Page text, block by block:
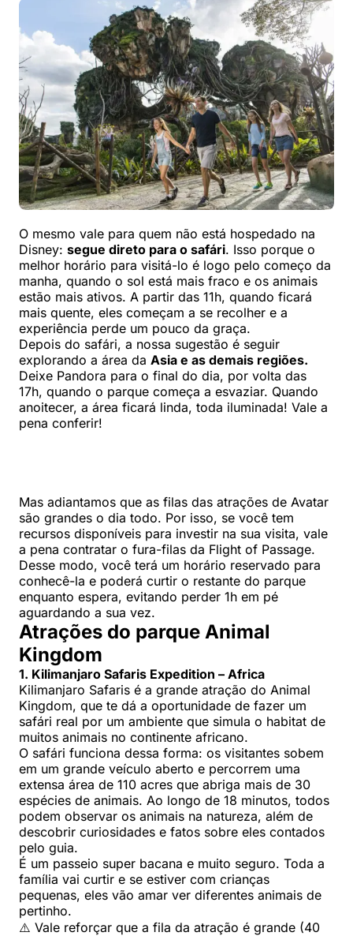
O mesmo vale para quem não está hospedado na
Disney: segue direto para o safári. Isso porque o
melhor horário para visitá-lo é logo pelo começo da
manha, quando o sol está mais fraco e os animais
estão mais ativos. A partir das 11h, quando ficará
mais quente, eles começam a se recolher e a
experiência perde um pouco da graça.
Depois do safári, a nossa sugestão é seguir
explorando a área da Asia e as demais regiões.
Deixe Pandora para o final do dia, por volta das
17h, quando o parque começa a esvaziar. Quando
anoitecer, a área ficará linda, toda iluminada! Vale a
pena conferir!
Mas adiantamos que as filas das atrações de Avatar
são grandes o dia todo. Por isso, se você tem
recursos disponíveis para investir na sua visita, vale
a pena contratar o fura-filas da Flight of Passage.
Desse modo, você terá um horário reservado para
conhecê-la e poderá curtir o restante do parque
enquanto espera, evitando perder 1h em pé
aguardando a sua vez.
Atrações do parque Animal
Kingdom
1. Kilimanjaro Safaris Expedition – Africa
Kilimanjaro Safaris é a grande atração do Animal
Kingdom, que te dá a oportunidade de fazer um
safári real por um ambiente que simula o habitat de
muitos animais no continente africano.
O safári funciona dessa forma: os visitantes sobem
em um grande veículo aberto e percorrem uma
extensa área de 110 acres que abriga mais de 30
espécies de animais. Ao longo de 18 minutos, todos
podem observar os animais na natureza, além de
descobrir curiosidades e fatos sobre eles contados
pelo guia.
É um passeio super bacana e muito seguro. Toda a
família vai curtir e se estiver com crianças
pequenas, eles vão amar ver diferentes animais de
pertinho.
⚠️ Vale reforçar que a fila da atração é grande (40